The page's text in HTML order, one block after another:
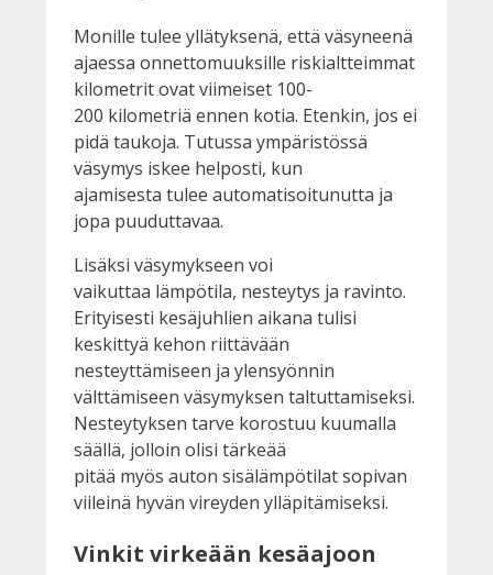
Monille tulee yllätyksenä, että väsyneenä
ajaessa onnettomuuksille riskialtteimmat
kilometrit ovat viimeiset 100-
200 kilometriä ennen kotia. Etenkin, jos ei
pidä taukoja. Tutussa ympäristössä
väsymys iskee helposti, kun
ajamisesta tulee automatisoitunutta ja
jopa puuduttavaa.
Lisäksi väsymykseen voi
vaikuttaa lämpötila, nesteytys ja ravinto.
Erityisesti kesäjuhlien aikana tulisi
keskittyä kehon riittävään
nesteyttämiseen ja ylensyönnin
välttämiseen väsymyksen taltuttamiseksi.
Nesteytyksen tarve korostuu kuumalla
säällä, jolloin olisi tärkeää
pitää myös auton sisälämpötilat sopivan
viileinä hyvän vireyden ylläpitämiseksi.
Vinkit virkeään kesäajoon